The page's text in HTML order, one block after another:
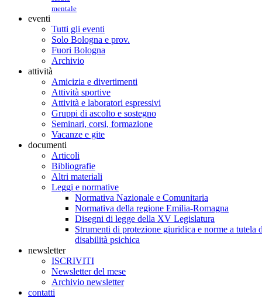
mentale
eventi
Tutti gli eventi
Solo Bologna e prov.
Fuori Bologna
Archivio
attività
Amicizia e divertimenti
Attività sportive
Attività e laboratori espressivi
Gruppi di ascolto e sostegno
Seminari, corsi, formazione
Vacanze e gite
documenti
Articoli
Bibliografie
Altri materiali
Leggi e normative
Normativa Nazionale e Comunitaria
Normativa della regione Emilia-Romagna
Disegni di legge della XV Legislatura
Strumenti di protezione giuridica e norme a tutela
disabilità psichica
newsletter
ISCRIVITI
Newsletter del mese
Archivio newsletter
contatti